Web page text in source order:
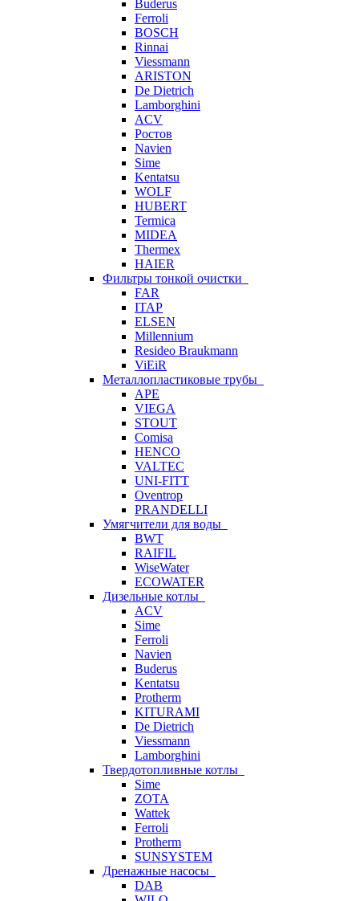
Buderus
Ferroli
BOSCH
Rinnai
Viessmann
ARISTON
De Dietrich
Lamborghini
ACV
Ростов
Navien
Sime
Kentatsu
WOLF
HUBERT
Termica
MIDEA
Thermex
HAIER
Фильтры тонкой очистки
FAR
ITAP
ELSEN
Millennium
Resideo Braukmann
ViEiR
Металлопластиковые трубы
APE
VIEGA
STOUT
Comisa
HENCO
VALTEC
UNI-FITT
Oventrop
PRANDELLI
Умягчители для воды
BWT
RAIFIL
WiseWater
ECOWATER
Дизельные котлы
ACV
Sime
Ferroli
Navien
Buderus
Kentatsu
Protherm
KITURAMI
De Dietrich
Viessmann
Lamborghini
Твердотопливные котлы
Sime
ZOTA
Wattek
Ferroli
Protherm
SUNSYSTEM
Дренажные насосы
DAB